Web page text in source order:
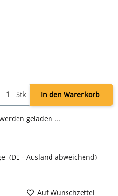
Stk In den Warenkorb
geladen ...
(DE - Ausland abweichend)
Auf Wunschzettel